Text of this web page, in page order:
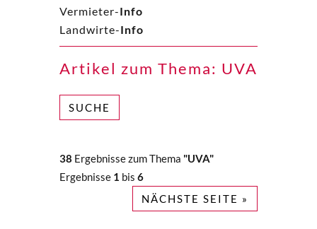
Vermieter-Info
Landwirte-Info
Artikel zum Thema: UVA
SUCHE
38 Ergebnisse zum Thema "UVA"
Ergebnisse 1 bis 6
NÄCHSTE SEITE »